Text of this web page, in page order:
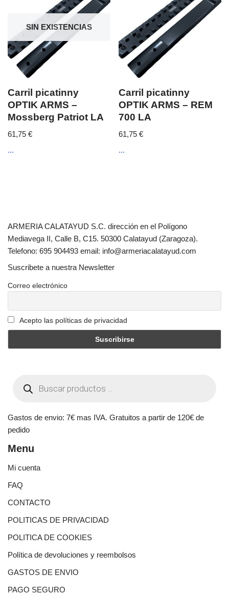
SIN EXISTENCIAS
Carril picatinny
OPTIK ARMS –
Mossberg Patriot LA
61,75 €
...
Carril picatinny
OPTIK ARMS – REM
700 LA
61,75€
...
ARMERIA CALATAYUD S.C. dirección en el Polígono
Mediavega II, Calle B, C15. 50300 Calatayud (Zaragoza).
Telefono: 695 904493 email: info@armeriacalatayud.com
Suscribete a nuestra Newsletter
Correo electrónico
Acepto las políticas de privacidad
Gastos de envio: 7€ mas IVA. Gratuitos a partir de 120€ de
pedido
Menu
Mi cuenta
FAQ
CONTACTO
POLITICAS DE PRIVACIDAD
POLITICA DE COOKIES
Política de devoluciones y reembolsos
GASTOS DE ENVIO
PAGO SEGURO